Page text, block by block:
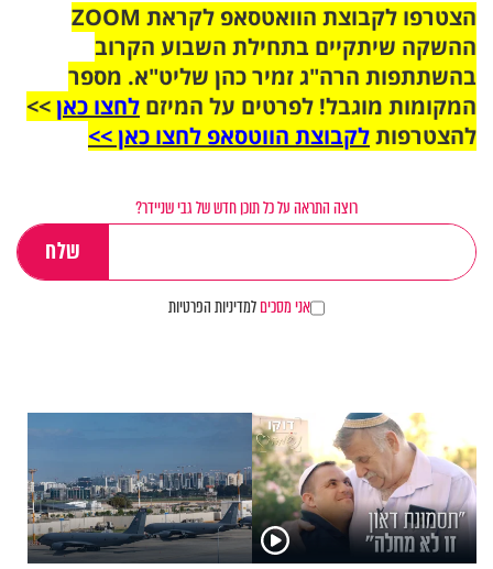
הצטרפו לקבוצת הוואטסאפ לקראת ZOOM
ההשקה שיתקיים בתחילת השבוע הקרוב
בהשתתפות הרה"ג זמיר כהן שליט"א. מספר
המקומות מוגבל! לפרטים על המיזם לחצו כאן>>
להצטרפותלקבוצת הווטסאפ לחצו כאן >>
רוצה התראה על כל תוכן חדש של גבי שניידר?
אני מסכיםלמדיניות הפרטיות